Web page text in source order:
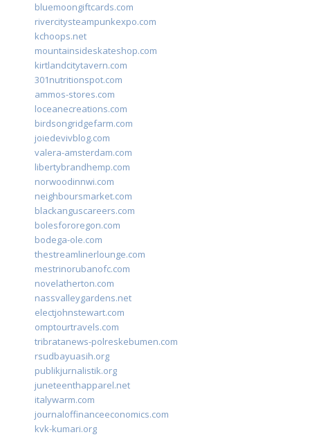
bluemoongiftcards.com
rivercitysteampunkexpo.com
kchoops.net
mountainsideskateshop.com
kirtlandcitytavern.com
301nutritionspot.com
ammos-stores.com
loceanecreations.com
birdsongridgefarm.com
joiedevivblog.com
valera-amsterdam.com
libertybrandhemp.com
norwoodinnwi.com
neighboursmarket.com
blackanguscareers.com
bolesfororegon.com
bodega-ole.com
thestreamlinerlounge.com
mestrinorubanofc.com
novelatherton.com
nassvalleygardens.net
electjohnstewart.com
omptourtravels.com
tribratanews-polreskebumen.com
rsudbayuasih.org
publikjurnalistik.org
juneteenthapparel.net
italywarm.com
journaloffinanceeconomics.com
kvk-kumari.org